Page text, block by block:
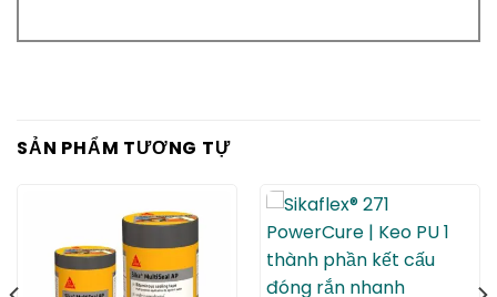
SẢN PHẨM TƯƠNG TỰ